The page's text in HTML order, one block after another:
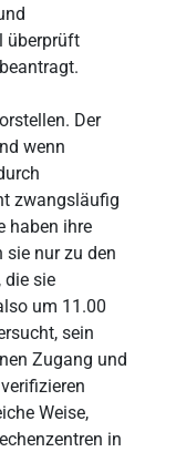
überprüft
Der
wenn
zwangsläufig
haben ihre
sie nur zu den
die sie
um 11.00
sein
Zugang und
Weise,
in